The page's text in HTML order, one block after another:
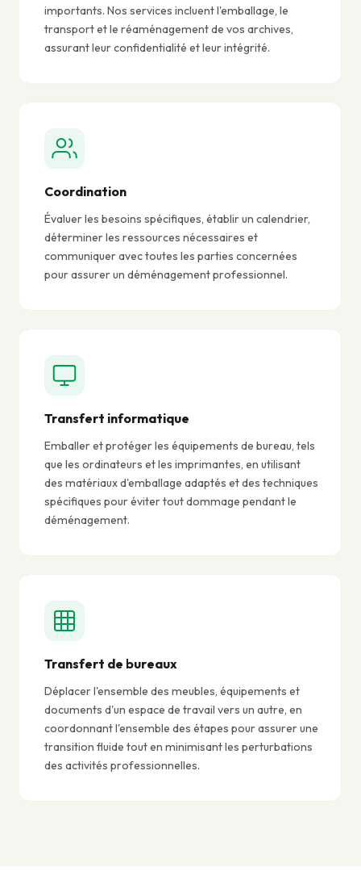
importants. Nos services incluent l'emballage, le
transport et le réaménagement de vos archives,
assurant leur confidentialité et leur intégrité.
Coordination
Évaluer les besoins spécifiques, établir un calendrier,
déterminer les ressources nécessaires et
communiquer avec toutes les parties concernées
pour assurer un déménagement professionnel.
Transfert informatique
Emballer et protéger les équipements de bureau, tels
que les ordinateurs et les imprimantes, en utilisant
des matériaux d'emballage adaptés et des techniques
spécifiques pour éviter tout dommage pendant le
déménagement.
Transfert de bureaux
Déplacer l'ensemble des meubles, équipements et
documents d'un espace de travail vers un autre, en
coordonnant l'ensemble des étapes pour assurer une
transition fluide tout en minimisant les perturbations
des activités professionnelles.